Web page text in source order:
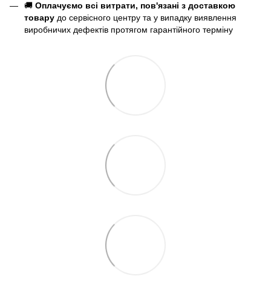
🚚 Оплачуємо всі витрати, пов'язані з доставкою
товару до сервісного центру та у випадку виявлення
виробничих дефектів протягом гарантійного терміну